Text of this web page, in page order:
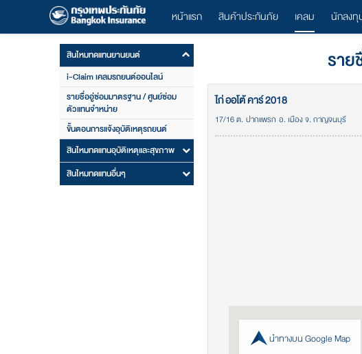
หน้าแรก สินค้าประกันภัย เคลม นักลง
สินไหมทดแทนยานยนต์
i-Claim เคลมรถยนต์ออนไลน์
รายชื่ออู่ซ่อมมาตรฐาน / ศูนย์ซ่อม
ตัวแทนจำหน่าย
ขั้นตอนการแจ้งอุบัติเหตุรถยนต์
สินไหมทดแทนอุบัติเหตุและสุขภาพ
สินไหมทดแทนอื่นๆ
รา
ไก่ ออโต้ คาร์ 2018
17/16 ต. ปากแพรก อ. เมือง จ. กาญจนบุรี
นำทางบน Google Map